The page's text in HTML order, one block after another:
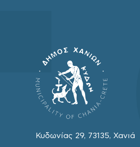
Κυδωνίας 29, 73135, Χανιά